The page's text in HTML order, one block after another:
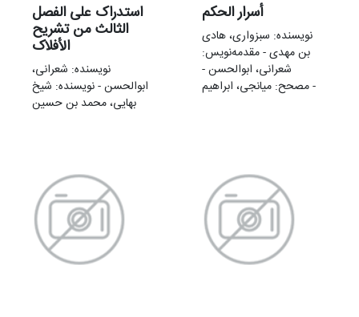
استدراک علی الفصل
الثالث من تشریح
الأفلاک
نویسنده: شعرانی،
ابوالحسن - نویسنده: شیخ
بهایی، محمد بن حسین
أسرار الحکم
نویسنده: سبزواری، هادی
بن مهدی - مقدمه‌نويس:
شعرانی، ابوالحسن -
مصحح: میانجی، ابراهیم -